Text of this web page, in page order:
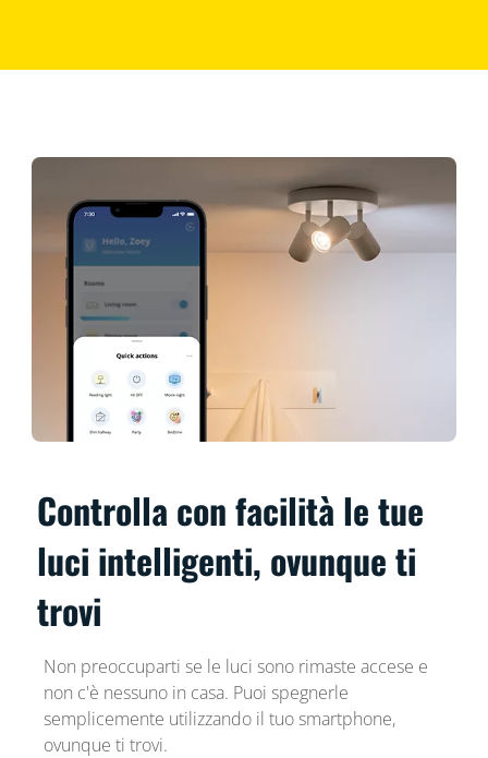
Controlla con facilità le tue
luci intelligenti, ovunque ti
trovi
Non preoccuparti se le luci sono rimaste accese e
non c'è nessuno in casa. Puoi spegnerle
semplicemente utilizzando il tuo smartphone,
ovunque ti trovi.